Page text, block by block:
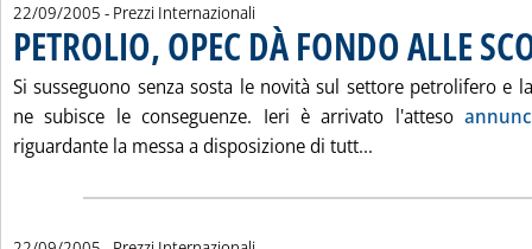
22/09/2005 - Prezzi Internazionali
PETROLIO, OPEC DÀ FONDO ALLE
Si susseguono senza sosta le novità sul settore petrolifero e
ne subisce le conseguenze. Ieri è arrivato l'atteso
riguardante la messa a disposizione di tutt...